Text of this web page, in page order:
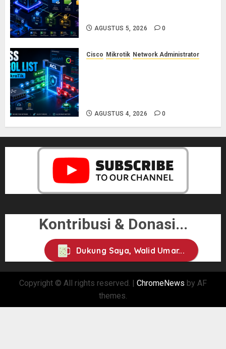
AGUSTUS 5, 2026 0
Cisco Mikrotik Network Administrator
AGUSTUS 4, 2026 0
Kontribusi & Donasi...
Dukung Saya, Walid Umar...
Copyright © All rights reserved. | ChromeNews by AF
themes.